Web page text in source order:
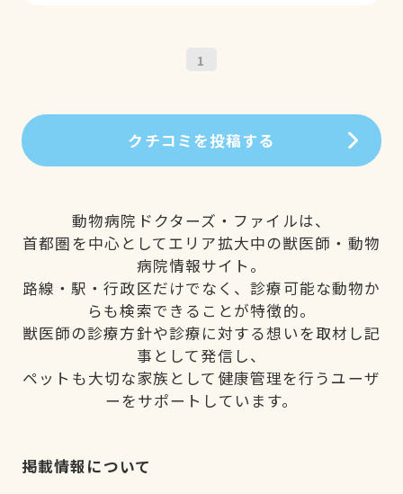
1
クチコミを投稿する
動物病院ドクターズ・ファイルは、
首都圏を中心としてエリア拡大中の獣医師・動物
病院情報サイト。
路線・駅・行政区だけでなく、診療可能な動物か
らも検索できることが特徴的。
獣医師の診療方針や診療に対する想いを取材し記
事として発信し、
ペットも大切な家族として健康管理を行うユーザ
ーをサポートしています。
掲載情報について